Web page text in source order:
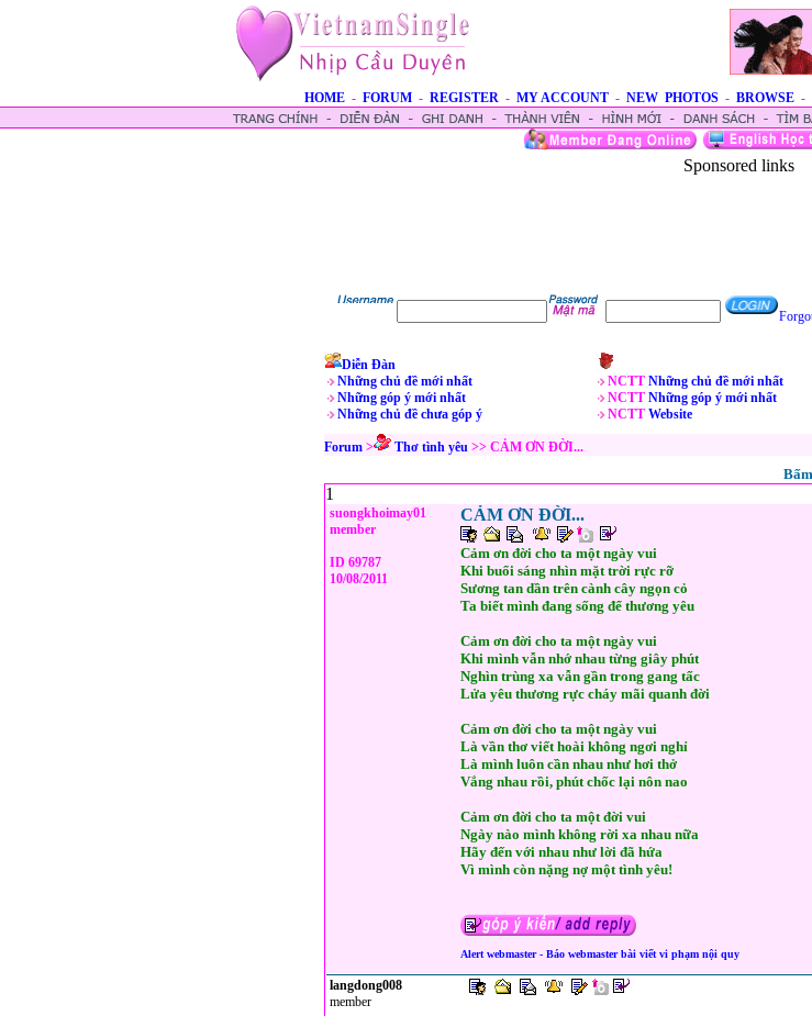
HOME - FORUM - REGISTER - MY ACCOUNT - NEW PHOTOS - BROWSE -
Sponsored links
Diễn Đàn
Những chủ đề mới nhất
Những góp ý mới nhất
Những chủ đề chưa góp ý
NCTT Những chủ đề mới nhất
NCTT Những góp ý mới nhất
NCTT Website
Forum > Thơ tình yêu >> CẢM ƠN ĐỜI...
1
suongkhoimay01
member
ID 69787
10/08/2011
CẢM ƠN ĐỜI...
Cảm ơn đời cho ta một ngày vui
Khi buổi sáng nhìn mặt trời rực rỡ
Sương tan dần trên cành cây ngọn cỏ
Ta biết mình đang sống để thương yêu
Cảm ơn đời cho ta một ngày vui
Khi mình vẫn nhớ nhau từng giây phút
Nghìn trùng xa vẫn gần trong gang tấc
Lửa yêu thương rực cháy mãi quanh đời
Cảm ơn đời cho ta một ngày vui
Là vần thơ viết hoài không ngơi nghỉ
Là mình luôn cần nhau như hơi thở
Vắng nhau rồi, phút chốc lại nôn nao
Cảm ơn đời cho ta một đời vui
Ngày nào mình không rời xa nhau nữa
Hãy đến với nhau như lời đã hứa
Vì mình còn nặng nợ một tình yêu!
Alert webmaster - Báo webmaster bài viết vi phạm nội quy
langdong008
member